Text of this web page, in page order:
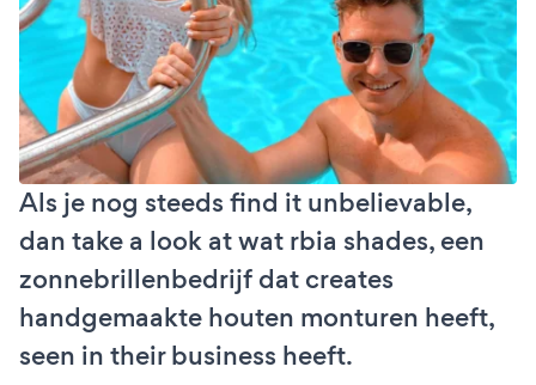
Als je nog steeds find it unbelievable,
dan take a look at wat rbia shades, een
zonnebrillenbedrijf dat creates
handgemaakte houten monturen heeft,
seen in their business heeft.